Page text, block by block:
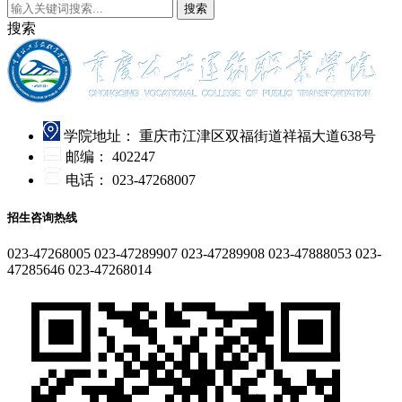
搜索
搜索
学院地址：
重庆市江津区双福街道祥福大道638号
邮编：
402247
电话：
023-47268007
招生咨询热线
023-47268005 023-47289907 023-47289908 023-47888053 023-
47285646 023-47268014